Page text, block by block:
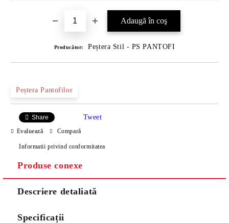
Producător: Peștera Stil - PS PANTOFI
Peștera Pantofilor
Share Tweet
Evaluează Compară
Informatii privind conformitatea
Produse conexe
Descriere detaliată
Specificații